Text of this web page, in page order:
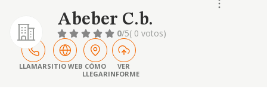
Abeber C.b.
0/5( 0 votos)
LLAMARSITIO WEB CÓMO
LLEGAR
VER
INFORME